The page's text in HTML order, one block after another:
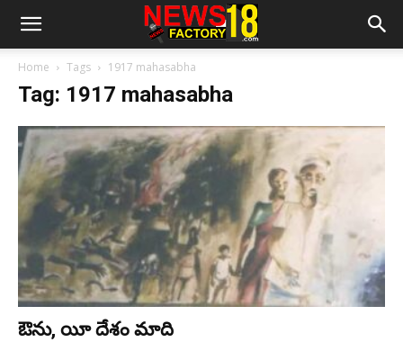
Home Tags 1917 mahasabha
Tag: 1917 mahasabha
ఔను, యీ దేశం మాది